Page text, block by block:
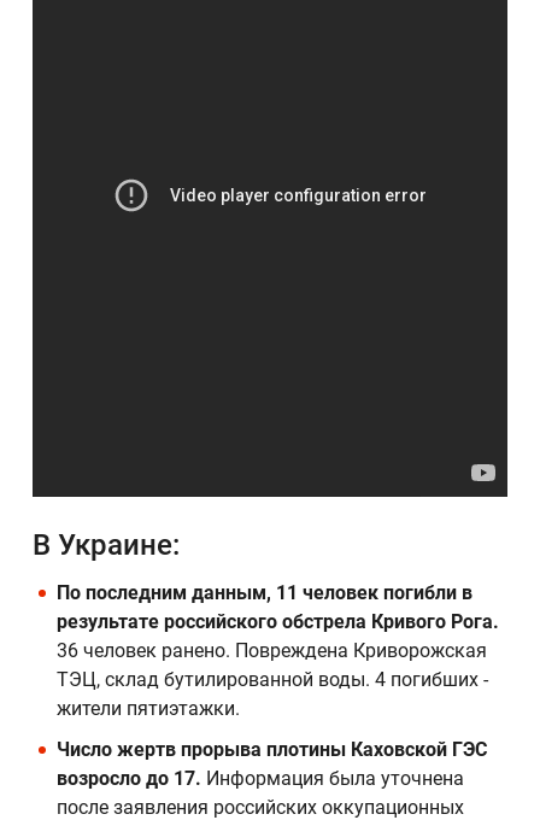
В Украине:
По последним данным, 11 человек погибли в
результате российского обстрела Кривого Рога.
36 человек ранено. Повреждена Криворожская
ТЭЦ, склад бутилированной воды. 4 погибших -
жители пятиэтажки.
Число жертв прорыва плотины Каховской ГЭС
возросло до 17. Информация была уточнена
после заявления российских оккупационных